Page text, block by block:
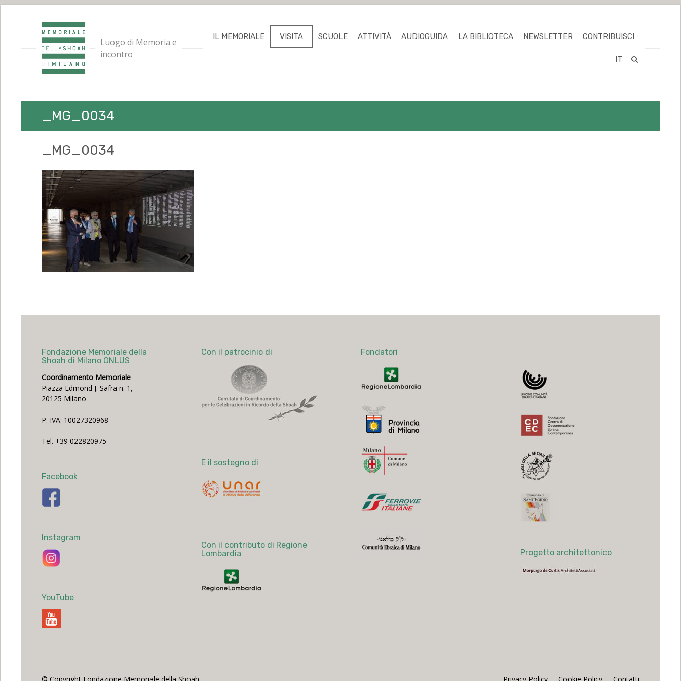
Luogo di Memoria e
incontro
IL MEMORIALE VISITA SCUOLE ATTIVITÀ AUDIOGUIDA LA BIBLIOTECA NEWSLETTER CONTRIBUISCI
IT
_MG_0034
_MG_0034
Fondazione Memoriale della
Shoah di Milano ONLUS
Coordinamento Memoriale
Piazza Edmond J. Safra n. 1,
20125 Milano
P. IVA: 10027320968
Tel. +39 022820975
Facebook
Instagram
YouTube
Con il patrocinio di
E il sostegno di
Con il contributo di Regione
Lombardia
Fondatori
Progetto architettonico